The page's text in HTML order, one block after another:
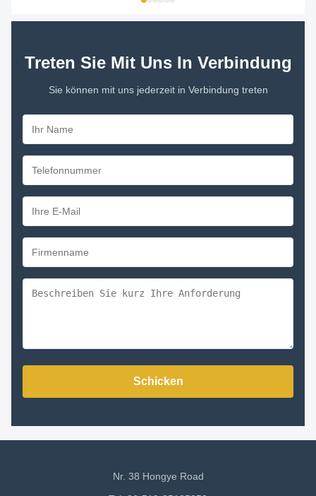
Treten Sie Mit Uns In Verbindung
Sie können mit uns jederzeit in Verbindung treten
Schicken
Nr. 38 Hongye Road